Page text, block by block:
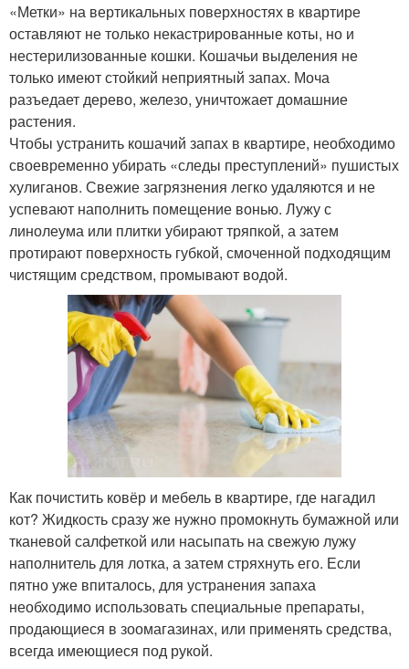
«Метки» на вертикальных поверхностях в квартире
оставляют не только некастрированные коты, но и
нестерилизованные кошки. Кошачьи выделения не
только имеют стойкий неприятный запах. Моча
разъедает дерево, железо, уничтожает домашние
растения.
Чтобы устранить кошачий запах в квартире, необходимо
своевременно убирать «следы преступлений» пушистых
хулиганов. Свежие загрязнения легко удаляются и не
успевают наполнить помещение вонью. Лужу с
линолеума или плитки убирают тряпкой, а затем
протирают поверхность губкой, смоченной подходящим
чистящим средством, промывают водой.
Как почистить ковёр и мебель в квартире, где нагадил
кот? Жидкость сразу же нужно промокнуть бумажной или
тканевой салфеткой или насыпать на свежую лужу
наполнитель для лотка, а затем стряхнуть его. Если
пятно уже впиталось, для устранения запаха
необходимо использовать специальные препараты,
продающиеся в зоомагазинах, или применять средства,
всегда имеющиеся под рукой.